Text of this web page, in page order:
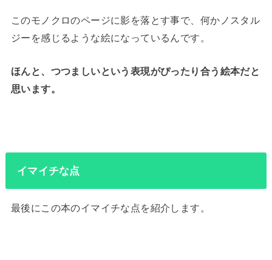
このモノクロのページに影を落とす事で、何かノスタル
ジーを感じるような絵になっているんです。
ほんと、つつましいという表現がぴったり合う絵本だと
思います。
イマイチな点
最後にこの本のイマイチな点を紹介します。